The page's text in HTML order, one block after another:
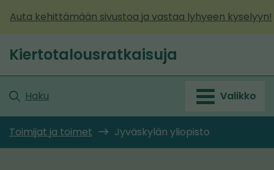
sisältöön
Auta kehittämään sivustoa ja vastaa lyhyeen kyselyyn!
Etusivu
Kiertotalousratkaisuja
Haku Valikko
Toimijat ja toimet Jyväskylän yliopisto